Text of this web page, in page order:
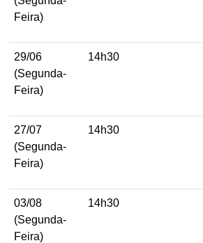
Feira)
29/06
(Segunda-
Feira)
14h30
27/07
(Segunda-
Feira)
14h30
03/08
(Segunda-
Feira)
14h30